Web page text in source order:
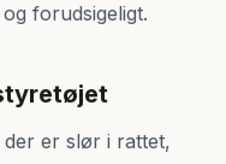
forudsigeligt.
er slør i rattet,